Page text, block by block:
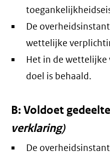
De
wettelijke
Het in de
doel is behaald.
B: Voldoet
verklaring)
De